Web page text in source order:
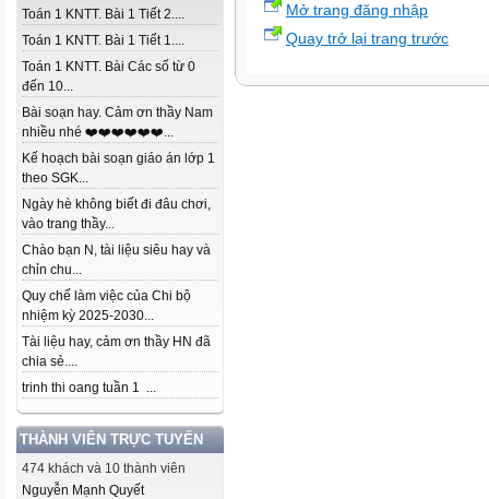
Toán 1 KNTT. Bài 1 Tiết 2....
Toán 1 KNTT. Bài 1 Tiết 1....
Toán 1 KNTT. Bài Các số từ 0
đến 10...
Bài soạn hay. Cảm ơn thầy Nam
nhiều nhé ❤️❤️❤️❤️❤️❤️...
Kế hoạch bài soạn giáo án lớp 1
theo SGK...
Ngày hè không biết đi đâu chơi,
vào trang thầy...
Chào bạn N, tài liệu siêu hay và
chỉn chu...
Quy chế làm việc của Chi bộ
nhiệm kỳ 2025-2030...
Tài liệu hay, cảm ơn thầy HN đã
chia sẻ....
trinh thi oang tuần 1 ...
THÀNH VIÊN TRỰC TUYẾN
474 khách và 10 thành viên
Nguyễn Mạnh Quyết
Mở trang đăng nhập
Quay trở lại trang trước